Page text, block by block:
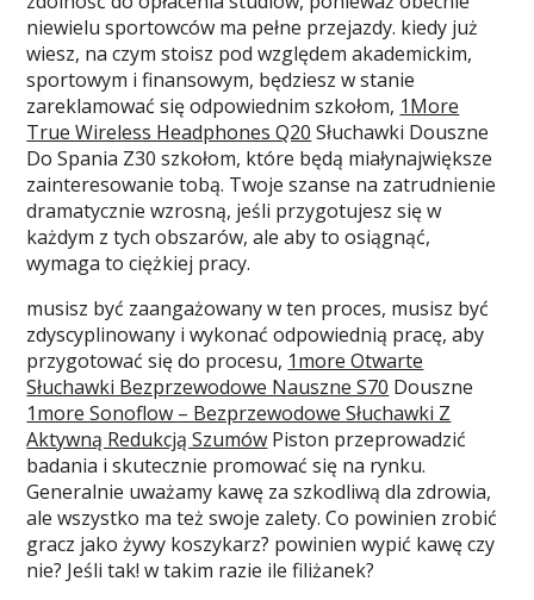
niewielu sportowców ma pełne przejazdy. kiedy już
wiesz, na czym stoisz pod względem akademickim,
sportowym i finansowym, będziesz w stanie
zareklamować się odpowiednim szkołom, 1More
True Wireless Headphones Q20 Słuchawki Douszne
Do Spania Z30 szkołom, które będą miałynajwiększe
zainteresowanie tobą. Twoje szanse na zatrudnienie
dramatycznie wzrosną, jeśli przygotujesz się w
każdym z tych obszarów, ale aby to osiągnąć,
wymaga to ciężkiej pracy.
musisz być zaangażowany w ten proces, musisz być
zdyscyplinowany i wykonać odpowiednią pracę, aby
przygotować się do procesu, 1more Otwarte
Słuchawki Bezprzewodowe Nauszne S70 Douszne
1more Sonoflow – Bezprzewodowe Słuchawki Z
Aktywną Redukcją Szumów Piston przeprowadzić
badania i skutecznie promować się na rynku.
Generalnie uważamy kawę za szkodliwą dla zdrowia,
ale wszystko ma też swoje zalety. Co powinien zrobić
gracz jako żywy koszykarz? powinien wypić kawę czy
nie? Jeśli tak! w takim razie ile filiżanek?